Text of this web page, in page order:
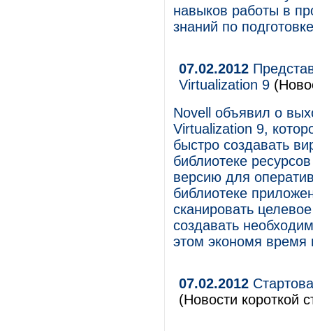
навыков работы в
знаний по
07.02.2012
Virtualization 9
Novell объявил о
Virtualization 9,
быстро создавать
библиотеке
версию для
библиотеке
сканировать
создавать
этом экономя время
07.02.2012
(Новости короткой